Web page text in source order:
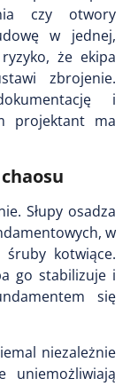
czy otwory
w jednej,
że ekipa
zbrojenie.
i
projektant ma
Słupy osadza
w
śruby kotwiące.
go stabilizuje i
się
niezależnie
uniemożliwiają